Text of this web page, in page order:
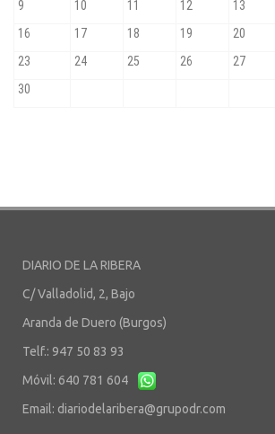
DIARIO DE LA RIBERA
C/ Valladolid, 2, Bajo
Aranda de Duero (Burgos)
Telf.: 947 50 83 93
Móvil: 640 781 604
Email: diariodelaribera@grupodr.com